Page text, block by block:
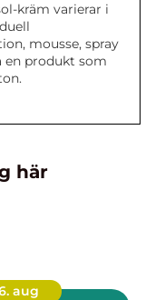
kräm varierar i
mousse, spray
en produkt som
här
aug